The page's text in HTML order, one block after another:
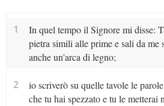
1
In quel tempo il Signore mi disse:
pietra simili alle prime e sali da me
anche un'arca di legno;
2
io scriverò su quelle tavole le
che tu hai spezzato e tu le metterai